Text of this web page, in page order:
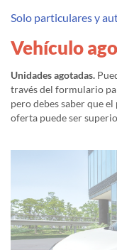
Solo particulares y
Vehículo
Unidades agotadas.
través del formulario
pero debes saber que
oferta puede ser